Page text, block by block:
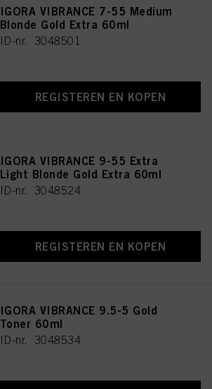
IGORA VIBRANCE 7-55 Medium
Blonde Gold Extra 60ml
ID-nr. 3048501
REGISTEREN EN KOPEN
IGORA VIBRANCE 9-55 Extra
Light Blonde Gold Extra 60ml
ID-nr. 3048524
REGISTEREN EN KOPEN
IGORA VIBRANCE 9.5-5 Gold
Toner 60ml
ID-nr. 3048534